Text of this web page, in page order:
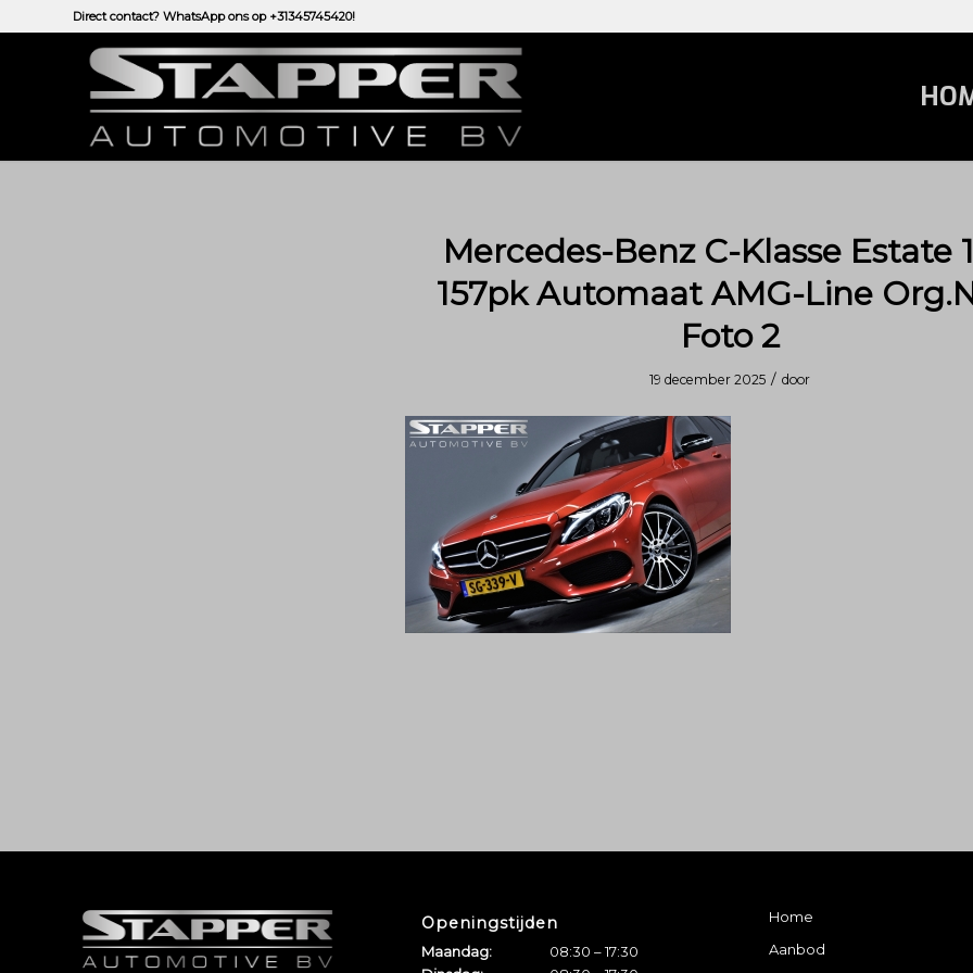
Direct contact? WhatsApp ons op +31345745420!
Mercedes-Benz C-Klasse Estate
157pk Automaat AMG-Line
Foto 2
19 december 2025 / door
Openingstijden
Maandag:
08:30 – 17:30
Home
Aanbod